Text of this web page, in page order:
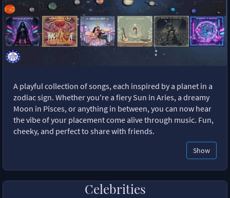
A playful collection of songs, each inspired by a planet in a
zodiac sign. Whether you're a fiery Sun in Aries, a dreamy
Moon in Pisces, or anything in between, you can now hear
the vibe of your placement come alive through music. Fun,
cheeky, and perfect to share with friends.
Show
Celebrities